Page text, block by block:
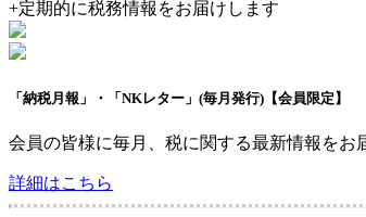
+定期的に税務情報をお届けします
「納税月報」・「NKレター」 (毎月発行) 【会員限定】
会員の皆様に毎月、税に関する最新情報をお
詳細はこちら